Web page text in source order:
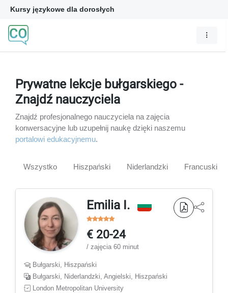
Kursy językowe dla dorosłych
Prywatne lekcje bułgarskiego -
Znajdź nauczyciela
Znajdź profesjonalnego nauczyciela na zajęcia
konwersacyjne lub uzupełnij naukę dzięki naszemu
portalowi edukacyjnemu.
Wszystko Hiszpański Niderlandzki Francuski
Emilia I.
€ 20-24
/ zajęcia 60 minut
Bułgarski, Hiszpański
Bułgarski, Niderlandzki, Angielski, Hiszpański
London Metropolitan University